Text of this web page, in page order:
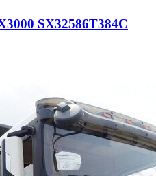
SX32586T384С